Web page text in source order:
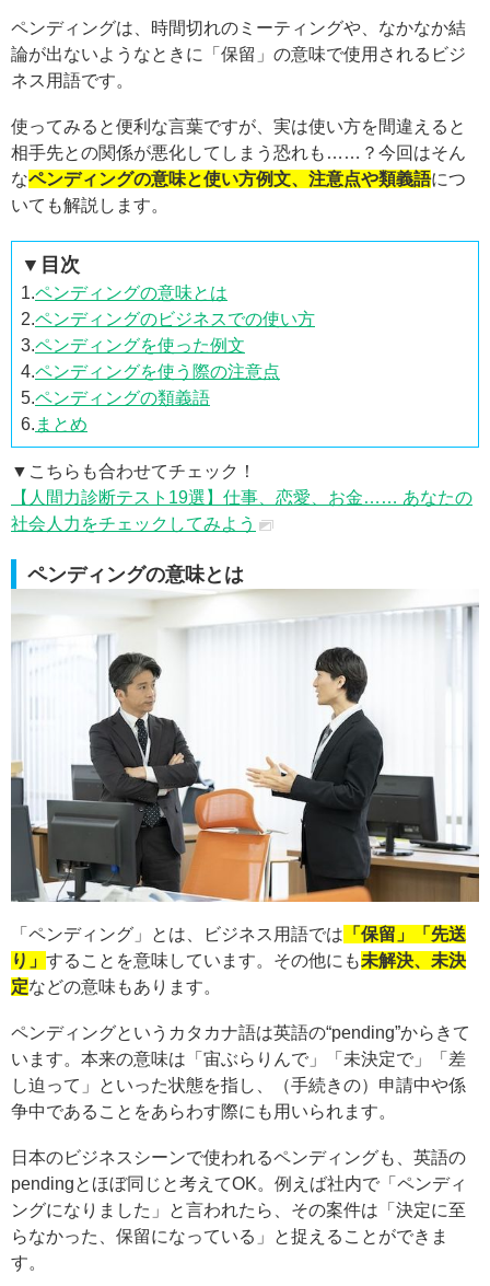
ペンディングは、時間切れのミーティングや、なかなか結
論が出ないようなときに「保留」の意味で使用されるビジ
ネス用語です。
使ってみると便利な言葉ですが、実は使い方を間違えると
相手先との関係が悪化してしまう恐れも……？今回はそん
なペンディングの意味と使い方例文、注意点や類義語につ
いても解説します。
▼目次
1.ペンディングの意味とは
2.ペンディングのビジネスでの使い方
3.ペンディングを使った例文
4.ペンディングを使う際の注意点
5.ペンディングの類義語
6. まとめ
▼こちらも合わせてチェック！
【人間力診断テスト19選】仕事、恋愛、お金…… あなたの
社会人力をチェックしてみよう
ペンディングの意味とは
「ペンディング」とは、ビジネス用語では 「保留」「先送
り」 することを意味しています。その他にも未解決、未決
定などの意味もあります。
ペンディングというカタカナ語は英語の“pending”からきて
います。本来の意味は「宙ぶらりんで」「未決定で」「差
し迫って」といった状態を指し、（手続きの）申請中や係
争中であることをあらわす際にも用いられます。
日本のビジネスシーンで使われるペンディングも、英語の
pendingとほぼ同じと考えてOK。例えば社内で「ペンディ
ングになりました」と言われたら、その案件は「決定に至
らなかった、保留になっている」と捉えることができま
す。